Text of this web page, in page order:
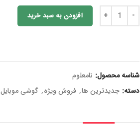
افزودن به سبد خرید
شناسه محصول: نامعلوم
دسته: جدیدترین ها, فروش ویژه, گوشی موبایل